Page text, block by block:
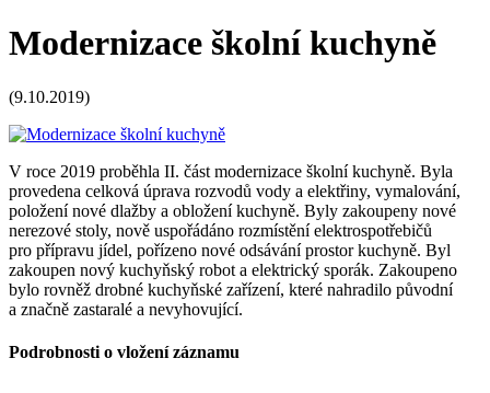
Modernizace školní kuchyně
(9.10.2019)
V roce 2019 proběhla II. část modernizace školní kuchyně. Byla
provedena celková úprava rozvodů vody a elektřiny, vymalování,
položení nové dlažby a obložení kuchyně. Byly zakoupeny nové
nerezové stoly, nově uspořádáno rozmístění elektrospotřebičů
pro přípravu jídel, pořízeno nové odsávání prostor kuchyně. Byl
zakoupen nový kuchyňský robot a elektrický sporák. Zakoupeno
bylo rovněž drobné kuchyňské zařízení, které nahradilo původní
a značně zastaralé a nevyhovující.
Podrobnosti o vložení záznamu